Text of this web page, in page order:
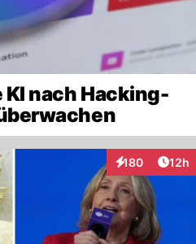
nach Hacking-
180
Interaktionen
12h